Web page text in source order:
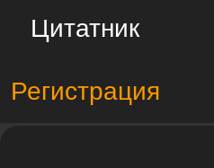
Цитатник
Регистрация